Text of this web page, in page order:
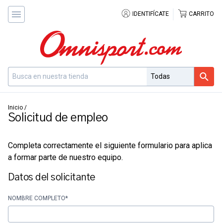
IDENTIFÍCATE CARRITO
Inicio /
Solicitud de empleo
Completa correctamente el siguiente formulario para aplica
a formar parte de nuestro equipo.
Datos del solicitante
NOMBRE COMPLETO*